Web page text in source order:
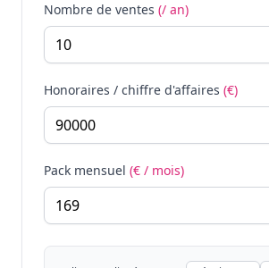
Nombre de ventes (/ an)
Honoraires / chiffre d'affaires (€)
Pack mensuel (€ / mois)